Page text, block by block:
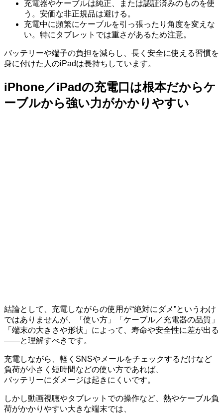
充電器やケーブルは純正、または認証済みのものを使
う。安価な非正規品は避ける。
充電中に頻繁にケーブルを引っ張ったり角度を変えな
い。特にタブレットでは重さがあるため注意。
バッテリーや端子の負担を減らし、長く安全に使える習慣を
身に付けた人のiPadは長持ちしています。
iPhone／iPadの充電口は根本だからケ
ーブルから強い力がかかりやすい
結論として、充電しながらの使用が“絶対にダメ”というわけ
ではありませんが、「使い方」「ケーブル／充電器の品質」
「端末の大きさや形状」によって、寿命や安全性に差が出る
――と理解すべきです。
充電しながら、軽くSNSやメールをチェックするだけなど
負荷が小さく短時間などの使い方であれば、
バッテリーにダメージは起きにくいです。
しかし動画視聴やタブレットでの操作など、熱やケーブル負
荷がかかりやすい大きな端末では、